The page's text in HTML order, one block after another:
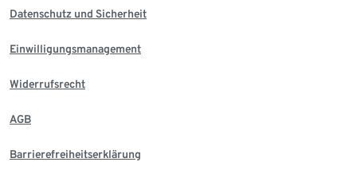
Datenschutz und Sicherheit
Einwilligungsmanagement
Widerrufsrecht
AGB
Barrierefreiheitserklärung